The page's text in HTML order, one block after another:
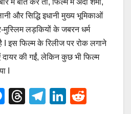
में बात करें तो, फिल्म में अदा शर्मा,
और सिद्धि इधानी मुख्य भूमिकाओं
लड़कियों के जबरन धर्म
है I इस फिल्म के रिलीज पर रोक लगाने
दायर की गईं, लेकिन कुछ भी फिल्म
I
M
T
T
Li